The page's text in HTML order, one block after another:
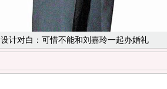
设计对白：可惜不能和刘嘉玲一起办婚礼